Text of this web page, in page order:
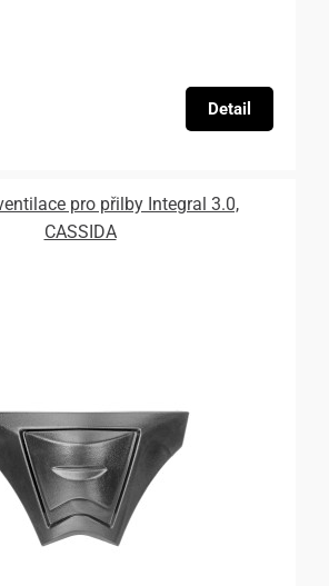
Detail
pro přilby Integral 3.0,
CASSIDA